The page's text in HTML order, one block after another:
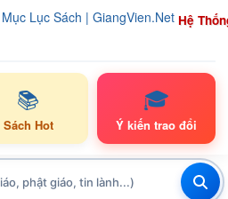
Hệ
📚
Sách Hot
🎓
Ý kiến trao đổi